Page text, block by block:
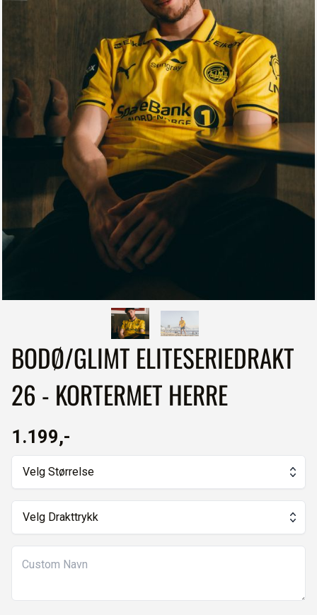
BODØ/GLIMT ELITESERIEDRAKT
26 - KORTERMET HERRE
1.199,-
Velg Størrelse
Velg Drakttrykk